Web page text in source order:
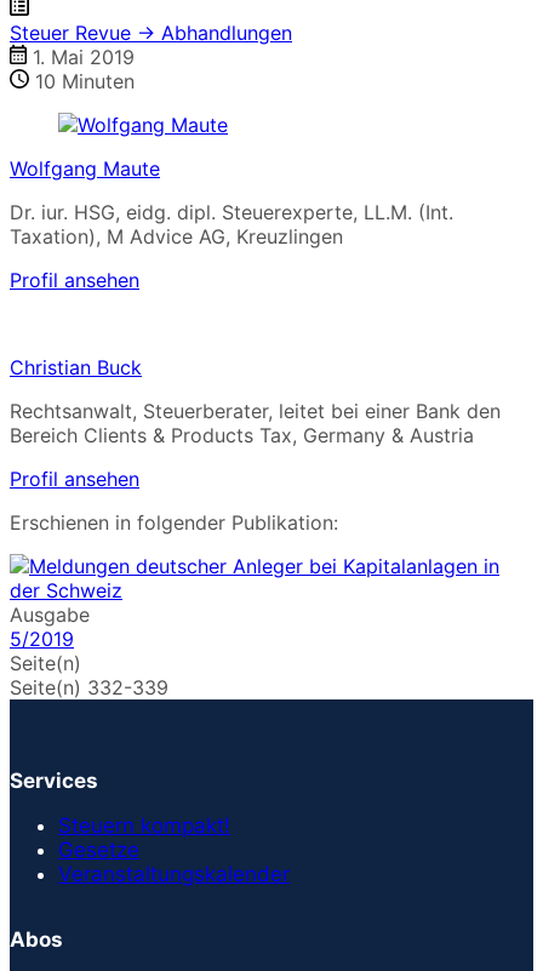
Steuer Revue → Abhandlungen
1. Mai 2019
10 Minuten
Wolfgang Maute
Dr. iur. HSG, eidg. dipl. Steuerexperte, LL.M. (Int.
Taxation), M Advice AG, Kreuzlingen
Profil ansehen
Christian Buck
Rechtsanwalt, Steuerberater, leitet bei einer Bank den
Bereich Clients & Products Tax, Germany & Austria
Profil ansehen
Erschienen in folgender Publikation:
Ausgabe
5/2019
Seite(n)
Seite(n) 332-339
Services
Steuern kompakt!
Gesetze
Veranstaltungskalender
Abos